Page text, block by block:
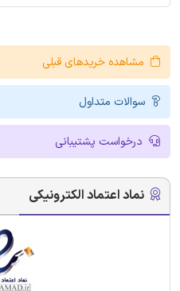
مشاهده خریدهای قبلی
سوالات متداول
درخواست پشتیبانی
نماد اعتماد الکترونیکی